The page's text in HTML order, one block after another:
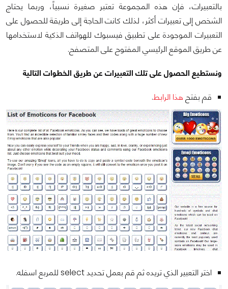
بالتعبيرات، فإن هذه المجموعة تعتبر صغيرة نسبياً، وربما يحتاج
الشخص إلى تعبيرات أكثر، لذلك كانت الحاجة إلى طريقة للحصول على
التعبيرات الموجودة على تطبيق فيسبوك للهواتف الذكية لاستخدامها
عن طريق الموقع الرئيسي المفتوح على المتصفح.
ونستطيع الحصول على تلك التعبيرات عن طريق الخطوات التالية
قم بفتحهذا الرابط.
اختر التعبير الذي تريده ثم قم بعمل تحديد select للمربع اسفله.